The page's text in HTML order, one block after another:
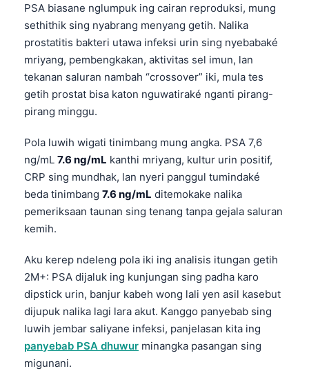
PSA biasane nglumpuk ing cairan reproduksi, mung
sethithik sing nyabrang menyang getih. Nalika
prostatitis bakteri utawa infeksi urin sing nyebabaké
mriyang, pembengkakan, aktivitas sel imun, lan
tekanan saluran nambah “crossover” iki, mula tes
getih prostat bisa katon nguwatiraké nganti pirang-
pirang minggu.
Pola luwih wigati tinimbang mung angka. PSA 7,6
ng/mL 7.6 ng/mL kanthi mriyang, kultur urin positif,
CRP sing mundhak, lan nyeri panggul tumindaké
beda tinimbang 7.6 ng/mL ditemokake nalika
pemeriksaan taunan sing tenang tanpa gejala saluran
kemih.
Aku kerep ndeleng pola iki ing analisis itungan getih
2M+: PSA dijaluk ing kunjungan sing padha karo
dipstick urin, banjur kabeh wong lali yen asil kasebut
dijupuk nalika lagi lara akut. Kanggo panyebab sing
luwih jembar saliyane infeksi, panjelasan kita ing
panyebab PSA dhuwur minangka pasangan sing
migunani.